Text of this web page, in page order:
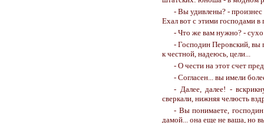
- Вы удивлены? -
Ехал вот с этими господами в
- Что же вам нужно? - сухо
- Господин Перовский,
к честной, надеюсь, цели...
- О чести на этот счет
- Согласен... вы имели
- Далее, далее! -
сверкали, нижняя челюсть
- Вы понимаете,
дамой... она еще не ваша, но